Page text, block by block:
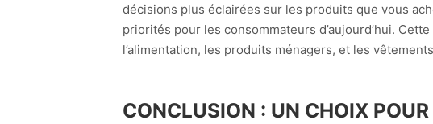
décisions plus éclairées sur les produits que vous
priorités pour les consommateurs d’aujourd’hui.
l’alimentation, les produits ménagers, et les
CONCLUSION : UN CHOIX